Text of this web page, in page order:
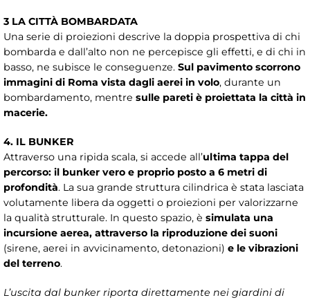
3 LA CITTÀ BOMBARDATA
Una serie di proiezioni descrive la doppia prospettiva di chi
bombarda e dall’alto non ne percepisce gli effetti, e di chi in
basso, ne subisce le conseguenze. Sul pavimento scorrono
immagini di Roma vista dagli aerei in volo, durante un
bombardamento, mentre sulle pareti è proiettata la città in
macerie.
4. IL BUNKER
Attraverso una ripida scala, si accede all’ultima tappa del
percorso: il bunker vero e proprio posto a 6 metri di
profondità. La sua grande struttura cilindrica è stata lasciata
volutamente libera da oggetti o proiezioni per valorizzarne
la qualità strutturale. In questo spazio, è simulata una
incursione aerea, attraverso la riproduzione dei suoni
(sirene, aerei in avvicinamento, detonazioni) e le vibrazioni
del terreno.
L’uscita dal bunker riporta direttamente nei giardini di